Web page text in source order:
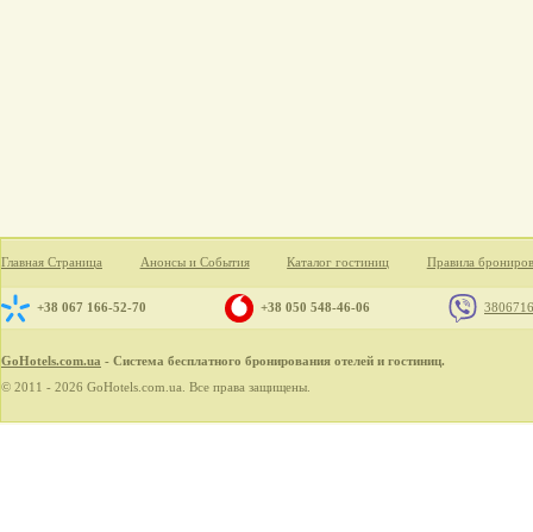
Главная Страница Анонсы и События Каталог гостиниц Правила
+38 067 166-52-70 +38 050 548-46-06
GoHotels.com.ua - Система бесплатного бронирования отелей и гостиниц.
© 2011 - 2026 GoHotels.com.ua. Все права защищены.